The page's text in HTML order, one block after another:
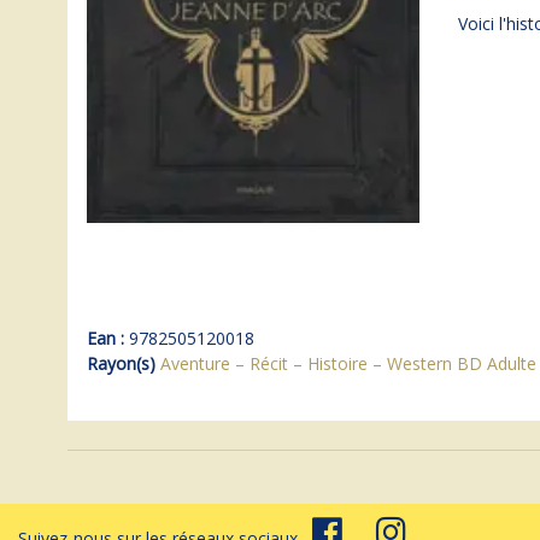
Voici
Ean : 9782505120018
Rayon(s) Aventure – Récit – Histoire – Western BD Adulte